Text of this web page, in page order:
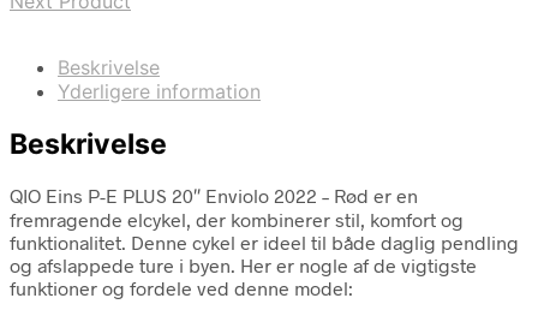
Beskrivelse
Yderligere information
Beskrivelse
QIO Eins P-E PLUS 20″ Enviolo 2022 – Rød er en
fremragende elcykel, der kombinerer stil, komfort og
funktionalitet. Denne cykel er ideel til både daglig pendling
og afslappede ture i byen. Her er nogle af de vigtigste
funktioner og fordele ved denne model: